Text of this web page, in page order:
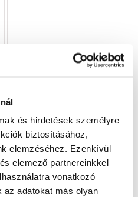
és hirdetések személyre
biztosításához,
elemzéséhez. Ezenkívül
elemező partnereinkkel
vonatkozó
az adatokat más olyan
APPLAWS Cat Konzerv
769Ft
KOSÁRBA